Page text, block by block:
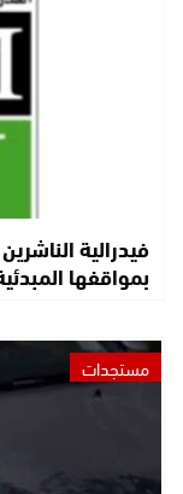
فيدرالية
بمواقفها
مستجدات